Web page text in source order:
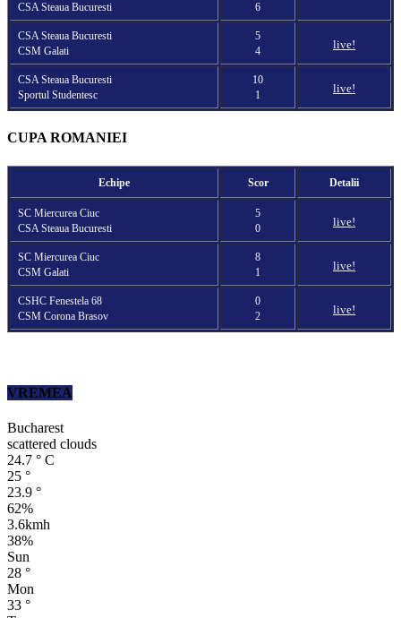
CSA Steaua Bucuresti
6
CSA Steaua Bucuresti
CSM Galati
5
4
live!
CSA Steaua Bucuresti
Sportul Studentesc
10
1
live!
CUPA ROMANIEI
Echipe Scor Detalii
SC Miercurea Ciuc
CSA Steaua Bucuresti
5
0
live!
SC Miercurea Ciuc
CSM Galati
8
1
live!
CSHC Fenestela 68
CSM Corona Brasov
0
2
live!
VREMEA
Bucharest
scattered clouds
24.7 ° C
25 °
23.9 °
62%
3.6kmh
38%
Sun
28 °
Mon
33 °